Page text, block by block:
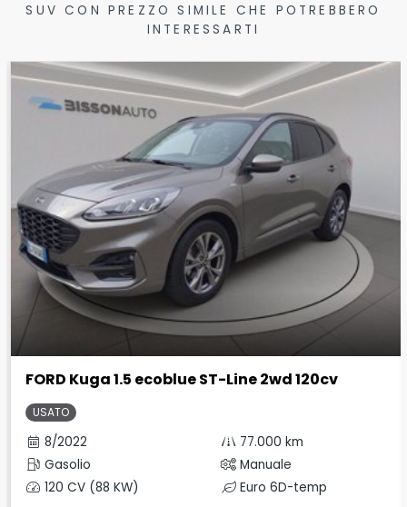
SUV CON PREZZO SIMILE CHE POTREBBERO
INTERESSARTI
FORD Kuga 1.5 ecoblue ST-Line 2wd 120cv
USATO
8/2022
77.000 km
Gasolio
Manuale
120 CV (88 KW)
Euro 6D-temp